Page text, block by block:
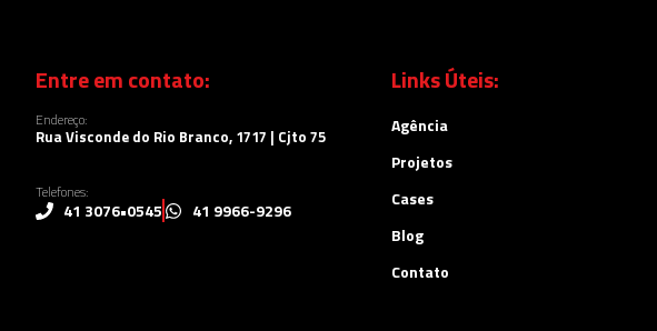
Entre em contato:
Endereço:
Rua Visconde do Rio Branco, 1717 | Cjto 75
Telefones:
41 3076•0545 41 9966-9296
Links Úteis:
Agência
Projetos
Cases
Blog
Contato